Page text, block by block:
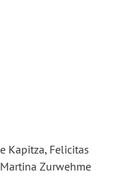
Kapitza, Felicitas
Zurwehme